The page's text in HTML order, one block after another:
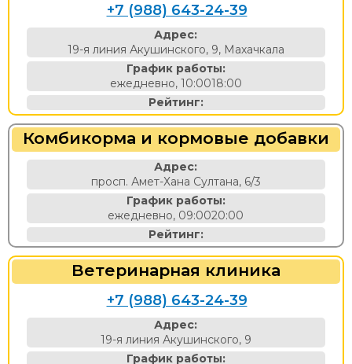
+7 (988) 643-24-39
Адрес:
19-я линия Акушинского, 9, Махачкала
График работы:
ежедневно, 10:0018:00
Рейтинг:
Комбикорма и кормовые добавки
Адрес:
просп. Амет-Хана Султана, 6/3
График работы:
ежедневно, 09:0020:00
Рейтинг:
Ветеринарная клиника
+7 (988) 643-24-39
Адрес:
19-я линия Акушинского, 9
График работы: